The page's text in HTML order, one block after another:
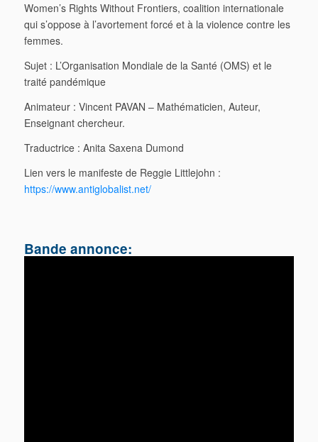
Women’s Rights Without Frontiers, coalition internationale
qui s’oppose à l’avortement forcé et à la violence contre les
femmes.
Sujet : L’Organisation Mondiale de la Santé (OMS) et le
traité pandémique
Animateur : Vincent PAVAN – Mathématicien, Auteur,
Enseignant chercheur.
Traductrice : Anita Saxena Dumond
Lien vers le manifeste de Reggie Littlejohn :
https://www.antiglobalist.net/
Bande annonce: